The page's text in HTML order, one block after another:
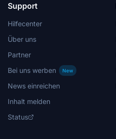
Support
Hilfecenter
Über uns
Partner
Bei uns werben
New
News einreichen
Inhalt melden
Status